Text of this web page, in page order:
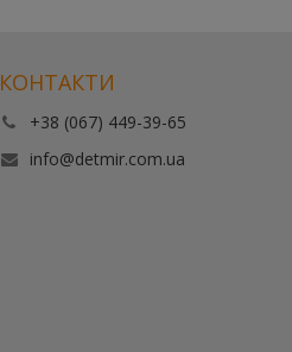
КОНТАКТИ
+38 (067) 449-39-65
info@detmir.com.ua